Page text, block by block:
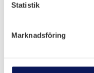
Statistik
Marknadsföring